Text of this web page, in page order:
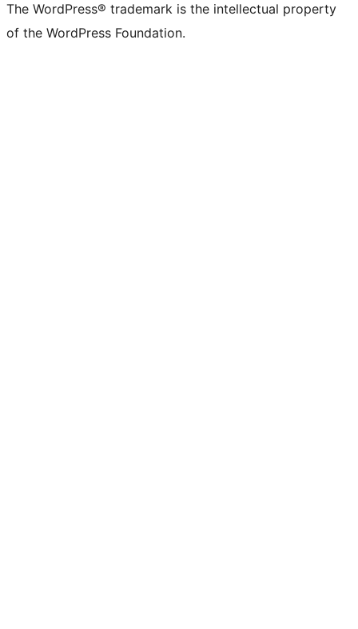
The WordPress® trademark is the intellectual property
of the WordPress Foundation.